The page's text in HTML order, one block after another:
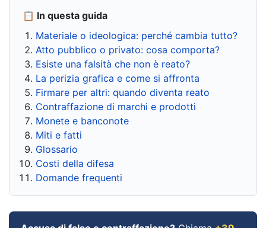
📋 In questa guida
Materiale o ideologica: perché cambia tutto?
Atto pubblico o privato: cosa comporta?
Esiste una falsità che non è reato?
La perizia grafica e come si affronta
Firmare per altri: quando diventa reato
Contraffazione di marchi e prodotti
Monete e banconote
Miti e fatti
Glossario
Costi della difesa
Domande frequenti